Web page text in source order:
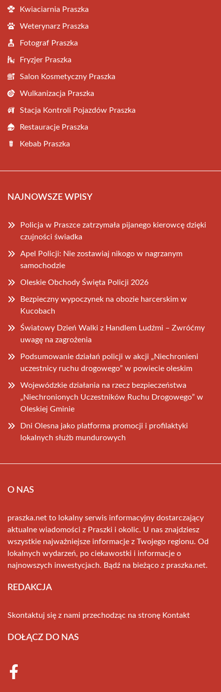
Kwiaciarnia Praszka
Weterynarz Praszka
Fotograf Praszka
Fryzjer Praszka
Salon Kosmetyczny Praszka
Wulkanizacja Praszka
Stacja Kontroli Pojazdów Praszka
Restauracje Praszka
Kebab Praszka
NAJNOWSZE WPISY
Policja w Praszce zatrzymała pijanego kierowcę dzięki
czujności świadka
Apel Policji: Nie zostawiaj nikogo w nagrzanym
samochodzie
Oleskie Obchody Święta Policji 2026
Bezpieczny wypoczynek na obozie harcerskim w
Kucobach
Światowy Dzień Walki z Handlem Ludźmi – Zwróćmy
uwagę na zagrożenia
Podsumowanie działań policji w akcji „Niechronieni
uczestnicy ruchu drogowego” w powiecie oleskim
Wojewódzkie działania na rzecz bezpieczeństwa
„Niechronionych Uczestników Ruchu Drogowego” w
Oleskiej Gminie
Dni Olesna jako platforma promocji i profilaktyki
lokalnych służb mundurowych
O NAS
praszka.net to lokalny serwis informacyjny dostarczający
aktualne wiadomości z Praszki i okolic. U nas znajdziesz
wszystkie najważniejsze informacje z Twojego regionu. Od
lokalnych wydarzeń, po ciekawostki i informacje o
najnowszych inwestycjach. Bądź na bieżąco z praszka.net.
REDAKCJA
Skontaktuj się z nami przechodząc na stronę Kontakt
DOŁĄCZ DO NAS